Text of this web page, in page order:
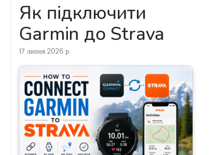
Як підключити
Garmin до Strava
17 липня 2026 р.